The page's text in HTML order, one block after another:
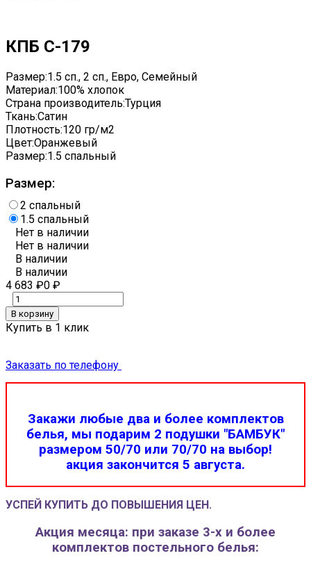
КПБ С-179
Размер:1.5 сп., 2 сп., Евро, Семейный
Материал:100% хлопок
Страна производитель:Турция
Ткань:Сатин
Плотность:120 гр/м2
Цвет:Оранжевый
Размер:1.5 спальный
Размер:
2 спальный
1.5 спальный
Нет в наличии
Нет в наличии
В наличии
В наличии
4 683 ₽0 ₽
В корзину
Купить в 1 клик
Заказать по телефону
Закажи любые два и более комплектов
белья, мы подарим 2 подушки "БАМБУК"
размером 50/70 или 70/70 на выбор!
акция закончится 5 августа.
УСПЕЙ КУПИТЬ ДО ПОВЫШЕНИЯ ЦЕН.
Акция месяца: при заказе 3-х и более
комплектов постельного белья: